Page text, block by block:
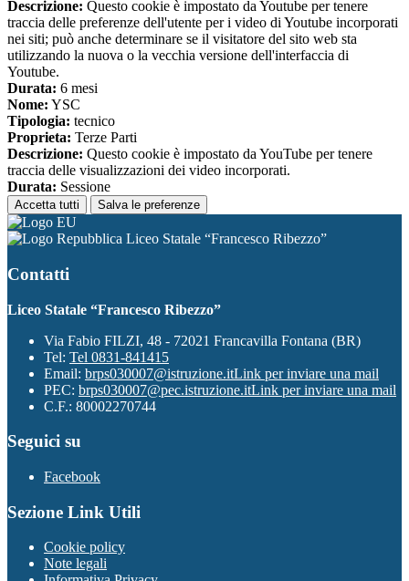
Descrizione: Questo cookie è impostato da Youtube per tenere
traccia delle preferenze dell'utente per i video di Youtube incorporati
nei siti; può anche determinare se il visitatore del sito web sta
utilizzando la nuova o la vecchia versione dell'interfaccia di
Youtube.
Durata: 6 mesi
Nome: YSC
Tipologia: tecnico
Proprieta: Terze Parti
Descrizione: Questo cookie è impostato da YouTube per tenere
traccia delle visualizzazioni dei video incorporati.
Durata: Sessione
Accetta tutti Salva le preferenze
Liceo Statale “Francesco Ribezzo”
Contatti
Liceo Statale “Francesco Ribezzo”
Via Fabio FILZI, 48 - 72021 Francavilla Fontana (BR)
Tel: Tel 0831-841415
Email: brps030007@istruzione.itLink per inviare una mail
PEC: brps030007@pec.istruzione.itLink per inviare una mail
C.F.: 80002270744
Seguici su
Facebook
Sezione Link Utili
Cookie policy
Note legali